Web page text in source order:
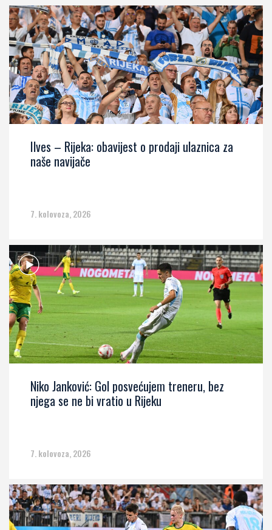
Ilves – Rijeka: obavijest o prodaji ulaznica za
naše navijače
7. kolovoza, 2026
Niko Janković: Gol posvećujem treneru, bez
njega se ne bi vratio u Rijeku
7. kolovoza, 2026